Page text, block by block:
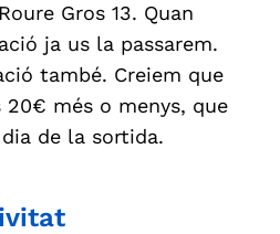
Gros 13. Quan
ja us la passarem.
també. Creiem que
20€ més o menys, que
de la sortida.